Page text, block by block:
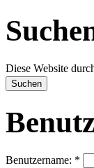
Diese Website
Benutzername: *